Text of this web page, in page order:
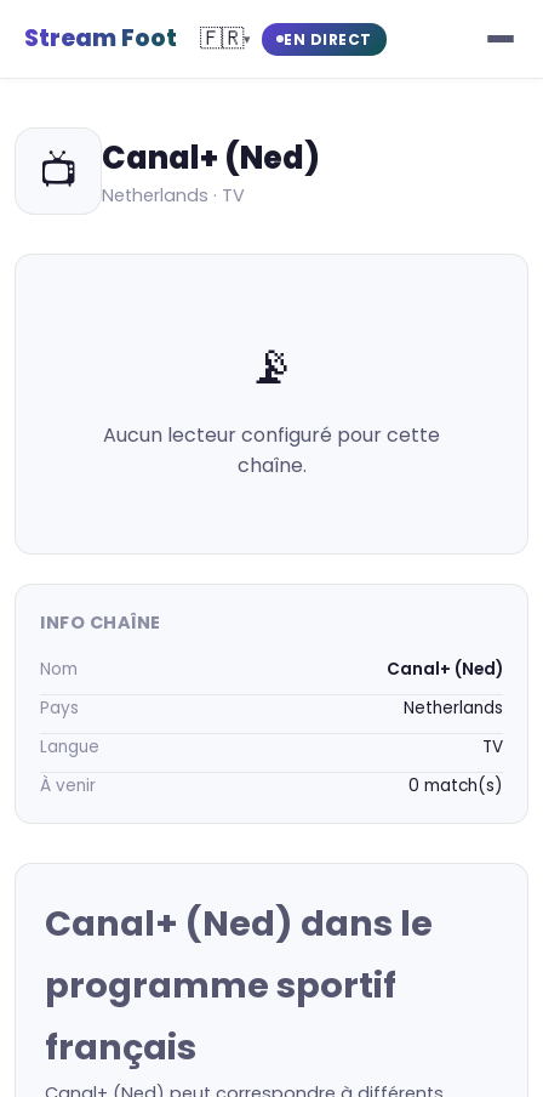
Stream Foot 🇫🇷▾ EN DIRECT
📺 Canal+ (Ned)
Netherlands · TV
📡
Aucun lecteur configuré pour cette
chaîne.
INFO CHAÎNE
Nom
Canal+ (Ned)
Pays
Netherlands
Langue
TV
À venir
0 match(s)
Canal+ (Ned) dans le
programme sportif
français